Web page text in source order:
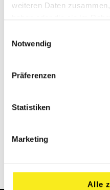
weiteren Daten
Notwendig
Präferenzen
Statistiken
Marketing
Alle